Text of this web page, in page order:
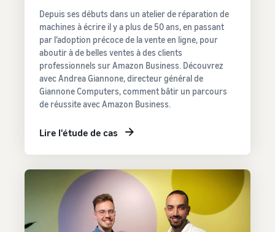
Depuis ses débuts dans un atelier de réparation de
machines à écrire il y a plus de 50 ans, en passant
par l’adoption précoce de la vente en ligne, pour
aboutir à de belles ventes à des clients
professionnels sur Amazon Business. Découvrez
avec Andrea Giannone, directeur général de
Giannone Computers, comment bâtir un parcours
de réussite avec Amazon Business.
Lire l'étude de cas